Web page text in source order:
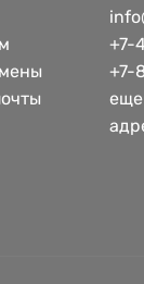
+7-
+7-
еще